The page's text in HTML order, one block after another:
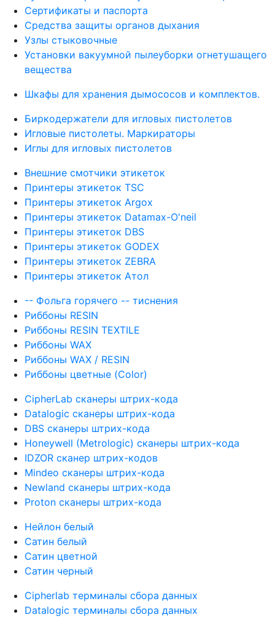
Сертификаты и паспорта
Средства защиты органов дыхания
Узлы стыковочные
Установки вакуумной пылеуборки огнетушащего
вещества
Шкафы для хранения дымососов и комплектов.
Биркодержатели для игловых пистолетов
Игловые пистолеты. Маркираторы
Иглы для игловых пистолетов
Внешние смотчики этикеток
Принтеры этикеток TSC
Принтеры этикеток Argox
Принтеры этикеток Datamax-O'neil
Принтеры этикеток DBS
Принтеры этикеток GODEX
Принтеры этикеток ZEBRA
Принтеры этикеток Атол
-- Фольга горячего -- тиснения
Риббоны RESIN
Риббоны RESIN TEXTILE
Риббоны WAX
Риббоны WAX / RESIN
Риббоны цветные (Color)
CipherLab сканеры штрих-кода
Datalogic сканеры штрих-кода
DBS сканеры штрих-кода
Honeywell (Metrologic) сканеры штрих-кода
IDZOR сканер штрих-кодов
Mindeo сканеры штрих-кода
Newland сканеры штрих-кода
Proton сканеры штрих-кода
Нейлон белый
Сатин белый
Сатин цветной
Сатин черный
Cipherlab терминалы сбора данных
Datalogic терминалы сбора данных